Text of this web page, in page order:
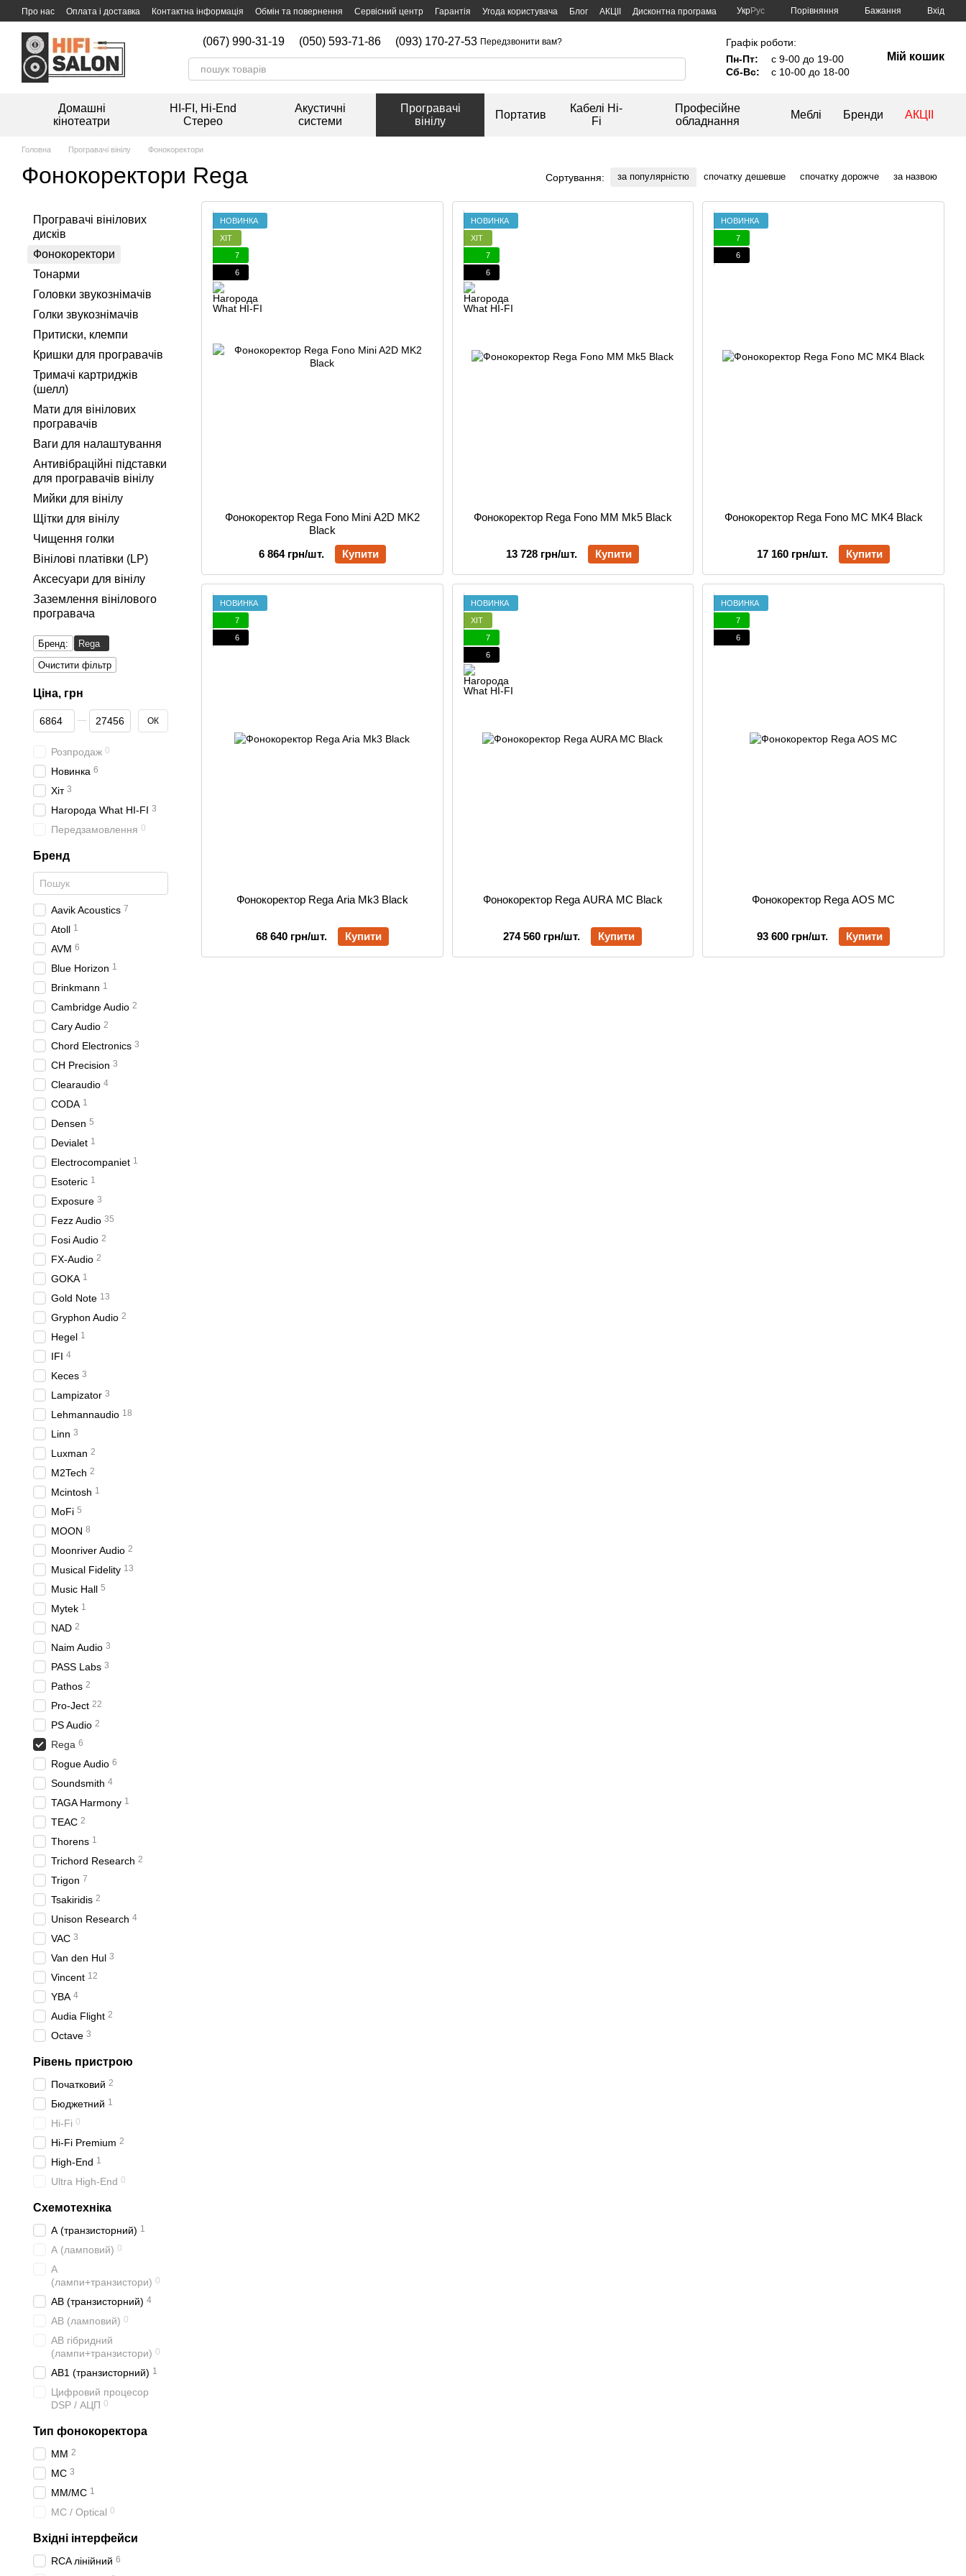
Перейти к основному контенту
Про нас Оплата і доставка Контактна інформація Обмін та повернення Сервісний центр Гарантія Угода користувача Блог АКЦІІ
Дисконтна програма
УкрРус Порівняння Бажання Вхід
(067) 990-31-19 (050) 593-71-86 (093) 170-27-53 Передзвонити вам?
Графік роботи:
Пн-Пт:
с 9-00 до 19-00
Сб-Вс:
с 10-00 до 18-00
Мій кошик
Домашні
кінотеатри
HI-FI, Hi-End
Стерео
Акустичні
системи
Програвачі
вінілу
Портатив
Кабелі Hi-
Fi
Професійне
обладнання
Меблі Бренди АКЦІІ
Головна Програвачі вінілу Фонокоректори
Фонокоректори Rega Сортування: за популярністю спочатку дешевше спочатку дорожче за назвою
НОВИНКА
ХІТ
7
6
Фонокоректор Rega Fono Mini A2D MK2
Black
6 864 грн/шт.
Купити
НОВИНКА
ХІТ
7
6
Фонокоректор Rega Fono MM Mk5 Black
13 728 грн/шт. Купити
НОВИНКА
7
6
Фонокоректор Rega Fono MC MK4 Black
17 160 грн/шт. Купити
НОВИНКА
7
6
Фонокоректор Rega Aria Mk3 Black
68 640 грн/шт. Купити
НОВИНКА
ХІТ
7
6
Фонокоректор Rega AURA MC Black
274 560 грн/шт. Купити
НОВИНКА
7
6
Фонокоректор Rega AOS MC
93 600 грн/шт. Купити
Програвачі вінілових
дисків
Фонокоректори
Тонарми
Головки звукознімачів
Голки звукознімачів
Притиски, клемпи
Кришки для програвачів
Тримачі картриджів
(шелл)
Мати для вінілових
програвачів
Ваги для налаштування
Антивібраційні підставки
для програвачів вінілу
Мийки для вінілу
Щітки для вінілу
Чищення голки
Вінілові платівки (LP)
Аксесуари для вінілу
Заземлення вінілового
програвача
Бренд:
Rega
Очистити фільтр
Ціна, грн
От Ціна, грн
До Ціна, грн ОК
Розпродаж 0
Новинка 6
Хіт 3
Нагорода What HI-FI 3
Передзамовлення 0
Бренд
Aavik Acoustics 7
Atoll 1
AVM 6
Blue Horizon 1
Brinkmann 1
Cambridge Audio 2
Cary Audio 2
Chord Electronics 3
CH Precision 3
Clearaudio 4
CODA 1
Densen 5
Devialet 1
Electrocompaniet 1
Esoteric 1
Exposure 3
Fezz Audio 35
Fosi Audio 2
FX-Audio 2
GOKA 1
Gold Note 13
Gryphon Audio 2
Hegel 1
IFI 4
Keces 3
Lampizator 3
Lehmannaudio 18
Linn 3
Luxman 2
M2Tech 2
Mcintosh 1
MoFi 5
MOON 8
Moonriver Audio 2
Musical Fidelity 13
Music Hall 5
Mytek 1
NAD 2
Naim Audio 3
PASS Labs 3
Pathos 2
Pro-Ject 22
PS Audio 2
Rega 6
Rogue Audio 6
Soundsmith 4
TAGA Harmony 1
TEAC 2
Thorens 1
Trichord Research 2
Trigon 7
Tsakiridis 2
Unison Research 4
VAC 3
Van den Hul 3
Vincent 12
YBA 4
Audia Flight 2
Octave 3
Рівень пристрою
Початковий 2
Бюджетний 1
Hi-Fi 0
Hi-Fi Premium 2
High-End 1
Ultra High-End 0
Схемотехніка
А (транзисторний) 1
А (ламповий) 0
А
(лампи+транзистори) 0
АВ (транзисторний) 4
АВ (ламповий) 0
АВ гібридний
(лампи+транзистори) 0
АВ1 (транзисторний) 1
Цифровий процесор
DSP / АЦП 0
Тип фонокоректора
ММ 2
МС 3
ММ/МС 1
MC / Optical 0
Вхідні інтерфейси
RCA лінійний 6